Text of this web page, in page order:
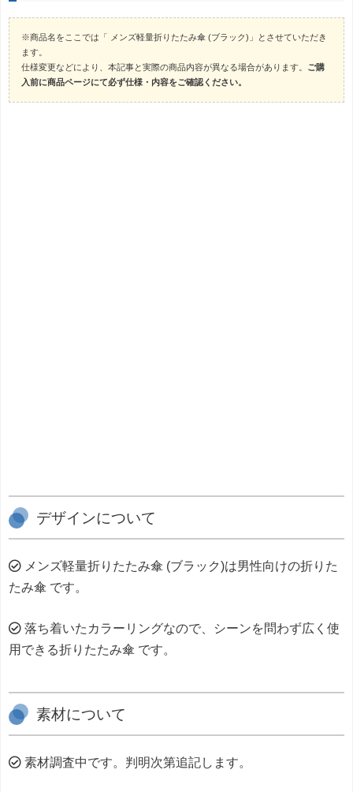
※商品名をここでは「 メンズ軽量折りたたみ傘 (ブラック)」とさせていただき
ます。
仕様変更などにより、本記事と実際の商品内容が異なる場合があります。 ご購
入前に商品ページにて必ず仕様・内容をご確認ください。
デザインについて
メンズ軽量折りたたみ傘 (ブラック)は男性向けの折りた
たみ傘 です。
落ち着いたカラーリングなので、シーンを問わず広く使
用できる折りたたみ傘 です。
素材について
素材調査中です。判明次第追記します。